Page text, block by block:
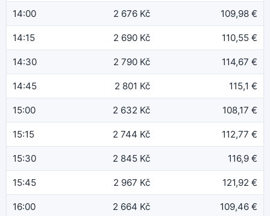
14:00 2 676 Kč 109,98 €
14:15 2 690 Kč 110,55 €
14:30 2 790 Kč 114,67 €
14:45 2 801 Kč 115,1 €
15:00 2 632 Kč 108,17 €
15:15 2 744 Kč 112,77 €
15:30 2 845 Kč 116,9 €
15:45 2 967 Kč 121,92 €
16:00 2 664 Kč 109,46 €